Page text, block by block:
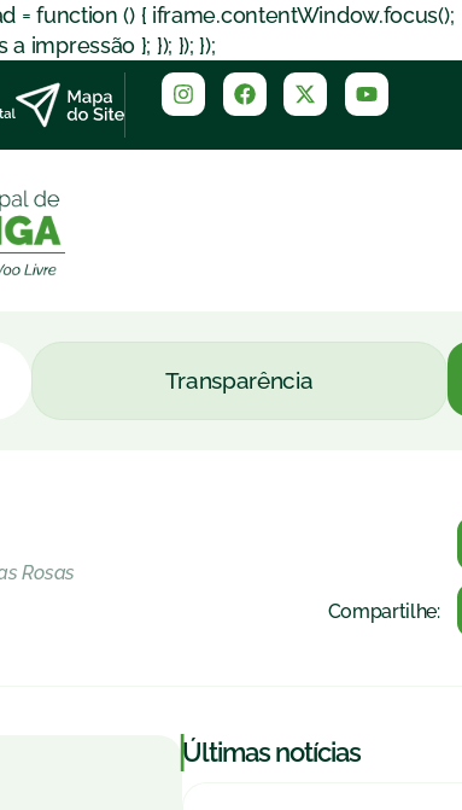
= function () { iframe.contentWindow.focus();
impressão }; }); }); });
Transparência
Rosas
Compartilhe:
|Últimas notícias